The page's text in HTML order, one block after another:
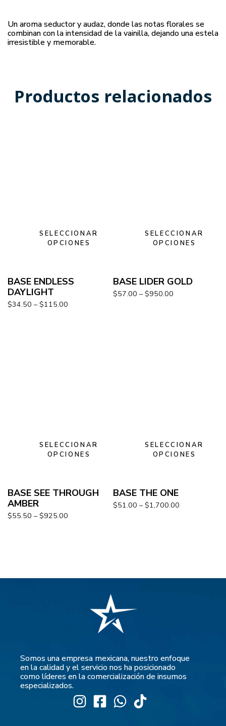
Un aroma seductor y audaz, donde las notas florales se
combinan con la intensidad de la vainilla, dejando una estela
irresistible y memorable.
Productos relacionados
SELECCIONAR
OPCIONES
BASE ENDLESS
DAYLIGHT
$34.50 – $115.00
SELECCIONAR
OPCIONES
BASE LIDER GOLD
$57.00 – $950.00
SELECCIONAR
OPCIONES
BASE SEE THROUGH
AMBER
$55.50 – $925.00
SELECCIONAR
OPCIONES
BASE THE ONE
$51.00 – $1,700.00
Somos una empresa mexicana, nuestro enfoque
en la calidad y el servicio nos ha posicionado
como líderes en la comercialización de insumos
especializados.